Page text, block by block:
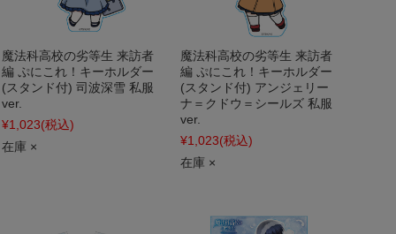
魔法科高校の劣等生 来訪者
編 ぷにこれ！キーホルダー
(スタンド付) 司波深雪 私服
ver.
¥1,023(税込)
在庫 ×
魔法科高校の劣等生 来訪者
編 ぷにこれ！キーホルダー
(スタンド付) アンジェリー
ナ＝クドウ＝シールズ 私服
ver.
¥1,023(税込)
在庫 ×